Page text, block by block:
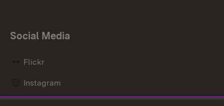
Social Media
Flickr
Instagram